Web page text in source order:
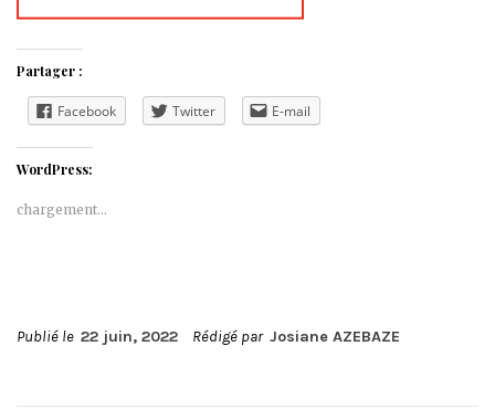
Partager :
Facebook Twitter E-mail
WordPress:
chargement…
Publié le 22 juin, 2022 Rédigé par Josiane AZEBAZE